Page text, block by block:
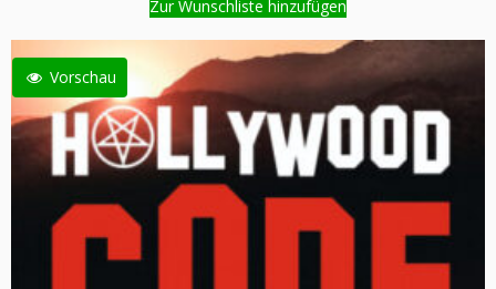
Zur Wunschliste hinzufügen
Vorschau